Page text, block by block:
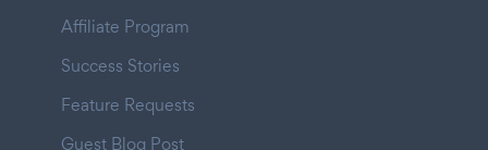
Affiliate Program
Success Stories
Feature Requests
Guest Blog Post